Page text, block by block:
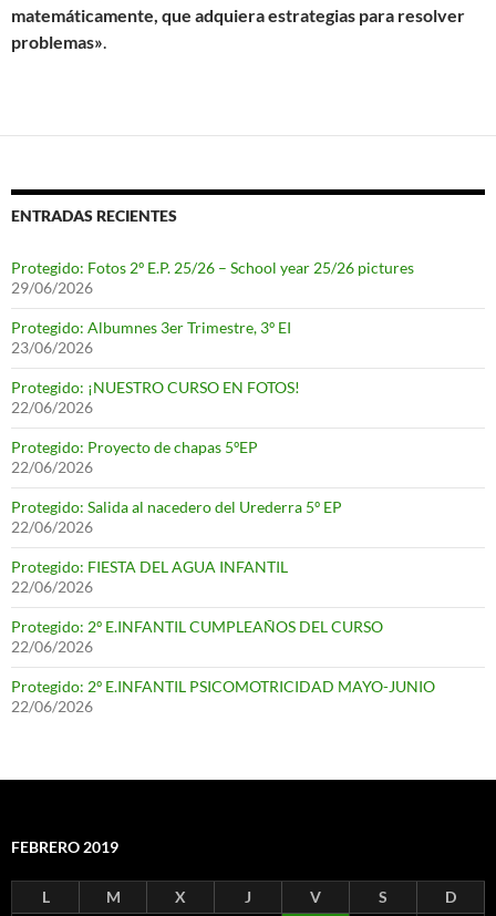
matemáticamente, que adquiera estrategias para resolver
problemas»
ENTRADAS RECIENTES
Protegido: Fotos 2º E.P. 25/26 – School year 25/26 pictures
29/06/2026
Protegido: Albumnes 3er Trimestre, 3º EI
23/06/2026
Protegido: ¡NUESTRO CURSO EN FOTOS!
22/06/2026
Protegido: Proyecto de chapas 5ºEP
22/06/2026
Protegido: Salida al nacedero del Urederra 5º EP
22/06/2026
Protegido: FIESTA DEL AGUA INFANTIL
22/06/2026
Protegido: 2º E.INFANTIL CUMPLEAÑOS DEL CURSO
22/06/2026
Protegido: 2º E.INFANTIL PSICOMOTRICIDAD MAYO-JUNIO
22/06/2026
FEBRERO 2019
L M X J V S
D